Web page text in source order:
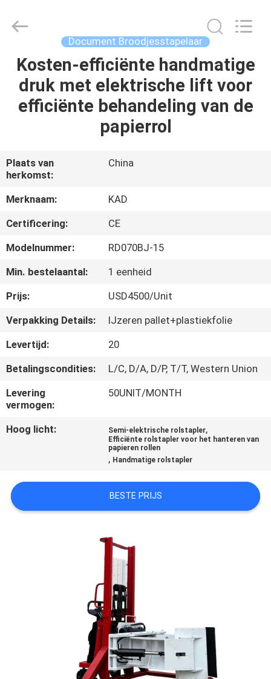
HUIS
PRODUCTEN
ONGEVEER
ONS
FABRIEKSREIS
KWALITEITSCONTROLE
CONTACTEER
ONS
NIEUWS
VERZOEK
OM EEN
SITEMAP
Co.,Ltd.
Document Broodjesstapelaar
Kosten-efficiënte handmatige
druk met elektrische lift voor
efficiënte behandeling van de
papierrol
Plaats van
herkomst:
China
Merknaam:
KAD
Certificering:
CE
Modelnummer:
RD070BJ-15
Min. bestelaantal:
1 eenheid
Prijs:
USD4500/Unit
Verpakking Details:
IJzeren pallet+plastiekfolie
Levertijd:
20
Betalingscondities:
L/C, D/A, D/P, T/T, Western Union
Levering
vermogen:
50UNIT/MONTH
Hoog licht: Semi-elektrische rolstapler,
Efficiënte rolstapler voor het hanteren van
papieren rollen
, Handmatige rolstapler
BESTE PRIJS